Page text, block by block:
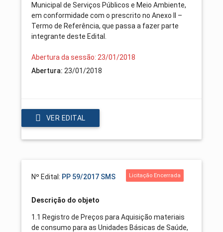
Municipal de Serviços Públicos e Meio Ambiente,
em conformidade com o prescrito no Anexo II –
Termo de Referência, que passa a fazer parte
integrante deste Edital.
Abertura da sessão: 23/01/2018
Abertura: 23/01/2018
VER EDITAL
Nº Edital: PP 59/2017 SMS Licitação Encerrada
Descrição do objeto
1.1 Registro de Preços para Aquisição materiais
de consumo para as Unidades Básicas de Saúde,